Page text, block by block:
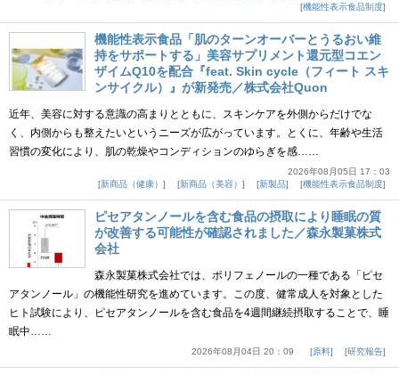
機能性表示食品制度
機能性表示食品「肌のターンオーバーとうるおい維
持をサポートする」美容サプリメント還元型コエン
ザイムQ10を配合『feat. Skin cycle（フィート スキ
ンサイクル）』が新発売／株式会社Quon
近年、美容に対する意識の高まりとともに、スキンケアを外側からだけでな
く、内側からも整えたいというニーズが広がっています。とくに、年齢や生活
習慣の変化により、肌の乾燥やコンディションのゆらぎを感……
2026年08月05日 17：03
新商品（健康）
新商品（美容） 新製品 機能性表示食品制度
ピセアタンノールを含む食品の摂取により睡眠の質
が改善する可能性が確認されました／森永製菓株式
会社
森永製菓株式会社では、ポリフェノールの一種である「ピセ
アタンノール」の機能性研究を進めています。この度、健常成人を対象とした
ヒト試験により、ピセアタンノールを含む食品を4週間継続摂取することで、睡
眠中……
2026年08月04日 20：09 原料 研究報告